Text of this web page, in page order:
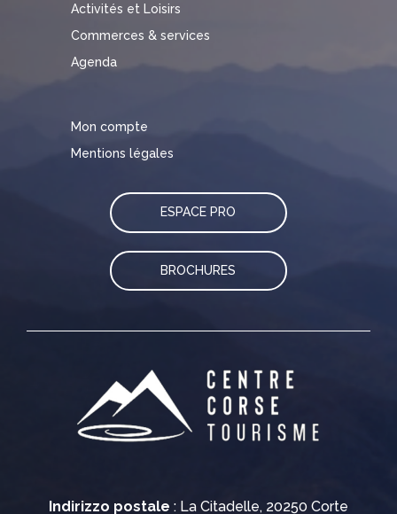
Indirizzo postale : La Citadelle, 20250 Corte
Activités et Loisirs
Commerces & services
Agenda
Mon compte
Mentions légales
ESPACE PRO
BROCHURES